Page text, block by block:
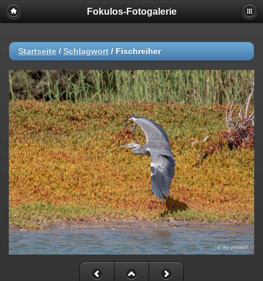
Fokulos-Fotogalerie
Startseite / Schlagwort / Fischreiher